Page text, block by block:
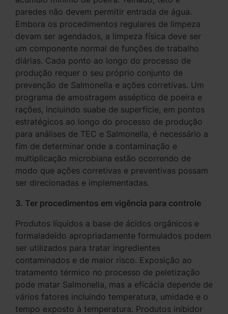
paredes não devem permitir entrada de água.
Embora os procedimentos regulares de limpeza
devam ser agendados, a limpeza física deve ser
um componente normal de funções de trabalho
diárias. Cada ponto ao longo do processo de
produção requer o seu próprio conjunto de
prevenção de Salmonella e ações corretivas. Um
programa de amostragem asséptico de poeira e
rações, incluindo suabe de superfície, em pontos
estratégicos ao longo do processo de produção
para análises de TEC e Salmonella, é necessário a
fim de determinar onde a contaminação e
multiplicação microbiana estão ocorrendo de
modo que ações corretivas e preventivas possam
ser direcionadas e implementadas.
3. Ter procedimentos em vigência para controle
Produtos líquidos a base de ácidos orgânicos e
formaladeído apropriadamente formulados podem
ser utilizados para tratar ingredientes
contaminados e de maior risco. Exposição ao
tratamento térmico no processo de peletização
pode matar Salmonella, mas a eficácia depende de
vários fatores incluindo temperatura, umidade e o
tempo exposto à temperatura. Produtos inibidor